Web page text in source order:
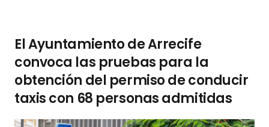
El Ayuntamiento de Arrecife
convoca las pruebas para la
obtención del permiso de conducir
taxis con 68 personas admitidas